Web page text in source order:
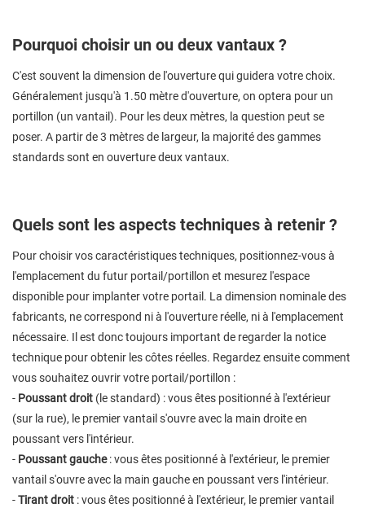
Pourquoi choisir un ou deux vantaux ?
C'est souvent la dimension de l'ouverture qui guidera votre choix.
Généralement jusqu'à 1.50 mètre d'ouverture, on optera pour un
portillon (un vantail). Pour les deux mètres, la question peut se
poser. A partir de 3 mètres de largeur, la majorité des gammes
standards sont en ouverture deux vantaux.
Quels sont les aspects techniques à retenir ?
Pour choisir vos caractéristiques techniques, positionnez-vous à
l'emplacement du futur portail/portillon et mesurez l'espace
disponible pour implanter votre portail. La dimension nominale des
fabricants, ne correspond ni à l'ouverture réelle, ni à l'emplacement
nécessaire. Il est donc toujours important de regarder la notice
technique pour obtenir les côtes réelles. Regardez ensuite comment
vous souhaitez ouvrir votre portail/portillon :
- Poussant droit (le standard) : vous êtes positionné à l'extérieur
(sur la rue), le premier vantail s'ouvre avec la main droite en
poussant vers l'intérieur.
- Poussant gauche: vous êtes positionné à l'extérieur, le premier
vantail s'ouvre avec la main gauche en poussant vers l'intérieur.
-Tirant droit : vous êtes positionné à l'extérieur, le premier vantail